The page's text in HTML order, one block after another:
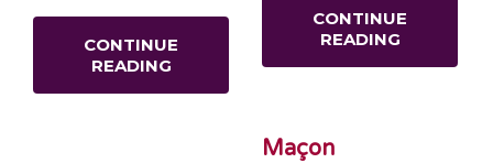
CONTINUE
READING
CONTINUE
READING
Maçon